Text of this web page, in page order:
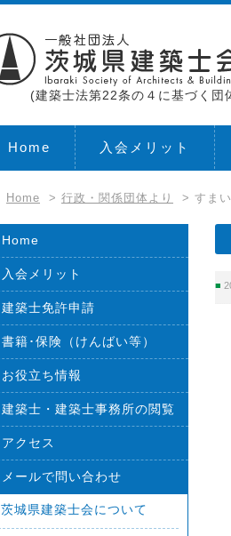
(建築士法第22条の４に基づく団
Home 入会メリット
Home > 行政・関係団体より > すま
Home
入会メリット
建築士免許申請
書籍･保険（けんばい等）
お役立ち情報
建築士・建築士事務所の閲覧
アクセス
メールで問い合わせ
茨城県建築士会について